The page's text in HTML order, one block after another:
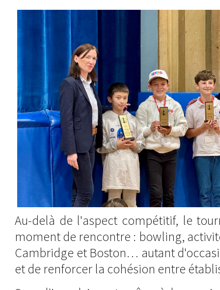
Au-delà de l'aspect compétitif, le
moment de rencontre : bowling,
Cambridge et Boston… autant
et de renforcer la cohésion entre